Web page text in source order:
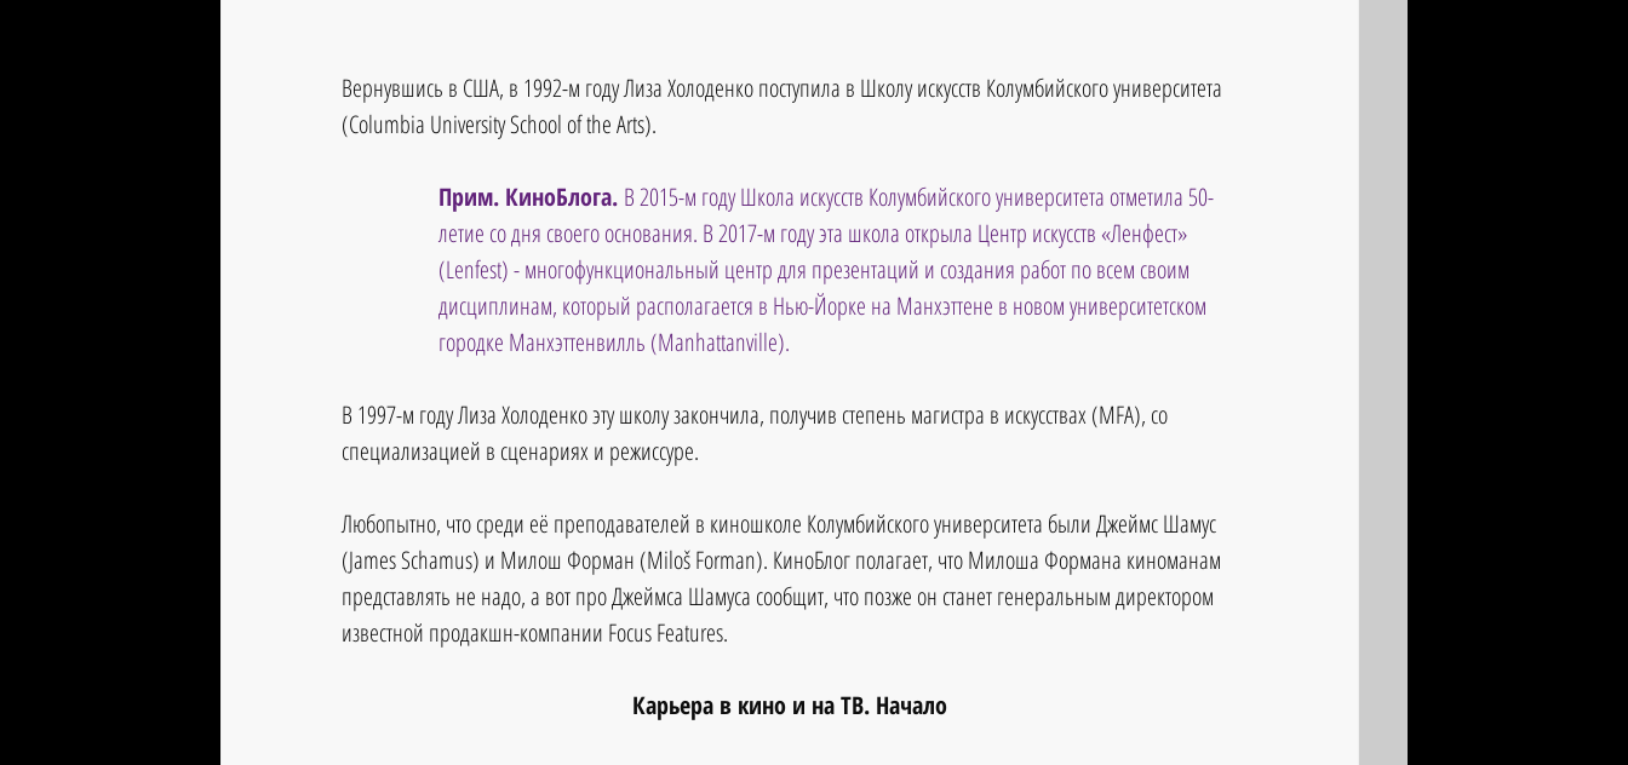
Вернувшись в США, в 1992-м году Лиза Холоденко поступила в Школу искусств Колумбийского университета
(Columbia University School of the Arts).
Прим. КиноБлога. В 2015-м году Школа искусств Колумбийского университета отметила 50-
летие со дня своего основания. В 2017-м году эта школа открыла Центр искусств «Ленфест»
(Lenfest) - многофункциональный центр для презентаций и создания работ по всем своим
дисциплинам, который располагается в Нью-Йорке на Манхэттене в новом университетском
городке Манхэттенвилль (Manhattanville).
В 1997-м году Лиза Холоденко эту школу закончила, получив степень магистра в искусствах (MFA), со
специализацией в сценариях и режиссуре.
Любопытно, что среди её преподавателей в киношколе Колумбийского университета были Джеймс Шамус
(James Schamus) и Милош Форман (Miloš Forman). КиноБлог полагает, что Милоша Формана киноманам
представлять не надо, а вот про Джеймса Шамуса сообщит, что позже он станет генеральным директором
известной продакшн-компании Focus Features.
Карьера в кино и на ТВ. Начало